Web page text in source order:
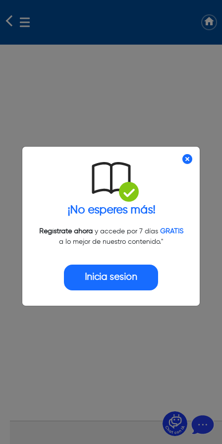
¡No esperes más!
Regístrate ahoray accede por 7 días GRATIS
a lo mejor de nuestro contenido."
Inicia sesión